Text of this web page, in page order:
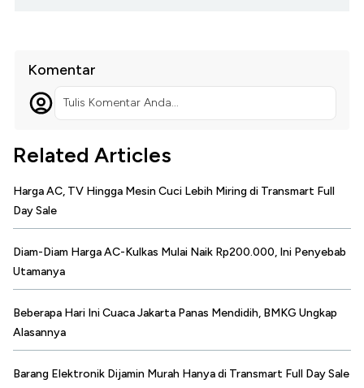
Komentar
Tulis Komentar Anda...
Related Articles
Harga AC, TV Hingga Mesin Cuci Lebih Miring di Transmart Full
Day Sale
Diam-Diam Harga AC-Kulkas Mulai Naik Rp200.000, Ini Penyebab
Utamanya
Beberapa Hari Ini Cuaca Jakarta Panas Mendidih, BMKG Ungkap
Alasannya
Barang Elektronik Dijamin Murah Hanya di Transmart Full Day Sale